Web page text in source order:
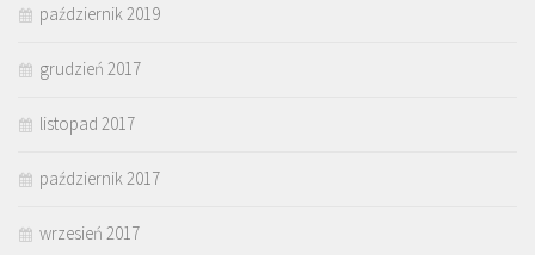
październik 2019
grudzień 2017
listopad 2017
październik 2017
wrzesień 2017